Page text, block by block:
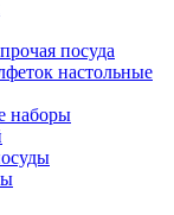
посуда
настольные
наборы